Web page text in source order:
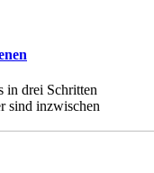
in drei Schritten
sind inzwischen